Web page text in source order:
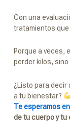
Con una
tratamientos que
Porque a veces,
perder kilos, sino
¿Listo para decir
a tu bienestar?
Te esperamos
de tu cuerpo y tu